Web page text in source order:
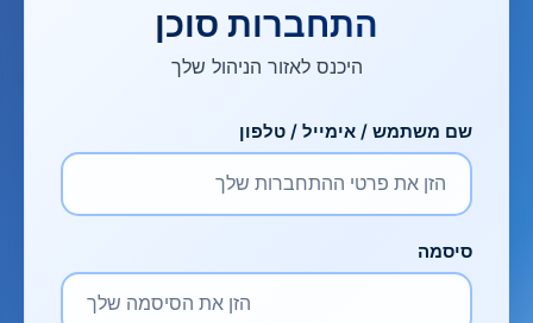
התחברות סוכן
היכנס לאזור הניהול שלך
שם משתמש / אימייל / טלפון
סיסמה